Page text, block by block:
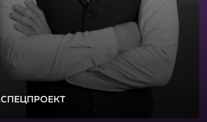
СПЕЦПРОЕКТ